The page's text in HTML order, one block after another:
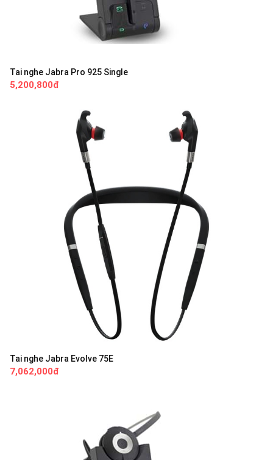
Tai nghe Jabra Pro 925 Single
5,200,800đ
Tai nghe Jabra Evolve 75E
7,062,000đ